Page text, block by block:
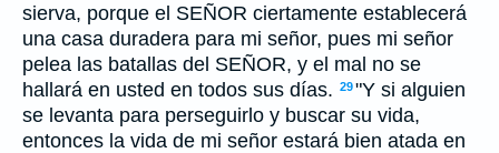
sierva, porque el SEÑOR ciertamente establecerá
una casa duradera para mi señor, pues mi señor
pelea las batallas del SEÑOR, y el mal no se
hallará en usted en todos sus días. 29"Y si alguien
se levanta para perseguirlo y buscar su vida,
entonces la vida de mi señor estará bien atada en